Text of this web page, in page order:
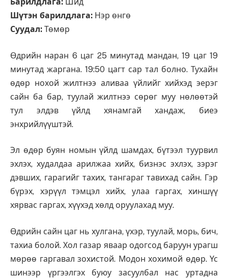
Шүтэн барилдлага: Нэр өнгө
Суудал: Төмөр
Өдрийн наран 6 цаг 25 минутад мандан, 19 цаг 19
минутад жаргана. 19:50 цагт сар тал болно. Тухайн
өдөр нохой жилтнээ аливаа үйлийг хийхэд эерэг
сайн ба бар, туулай жилтнээ сөрөг муу нөлөөтэй
тул элдэв үйлд хянамгай хандаж, биеэ
энхрийлүүштэй.
Эл өдөр буян номын үйлд шамдах, бүтээл туурвил
эхлэх, худалдаа арилжаа хийх, бизнэс эхлэх, зэрэг
дэвших, гарагийг тахих, тангараг тавихад сайн. Гэр
бүрэх, хэрүүл тэмцэл хийх, улаа гаргах, хиншүү
хярвас гаргах, хүүхэд хөлд оруулахад муу.
Өдрийн сайн цаг нь хулгана, үхэр, туулай, морь, бич,
тахиа болой. Хол газар яваар одогсод баруун урагш
мөрөө гаргавал зохистой. Модон хохимой өдөр. Үс
шинээр үргээлгэх буюу засуулбал нас уртадна